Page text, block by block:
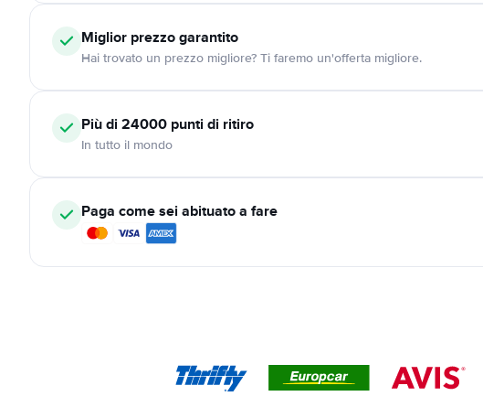
Miglior prezzo garantito
Hai trovato un prezzo migliore? Ti faremo un'offerta migliore.
Più di 24000 punti di ritiro
In tutto il mondo
Paga come sei abituato a fare